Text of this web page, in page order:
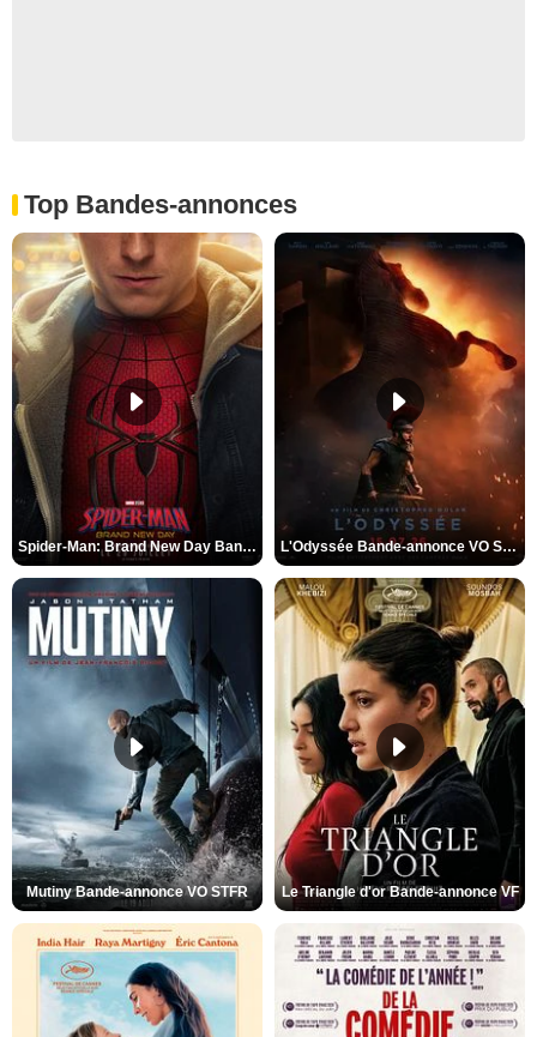
Top Bandes-annonces
Spider-Man: Brand New Day Bande-annonce VO STFR L'Odyssée Bande-annonce VO STFR
Mutiny Bande-annonce VO STFR Le Triangle d'or Bande-annonce VF